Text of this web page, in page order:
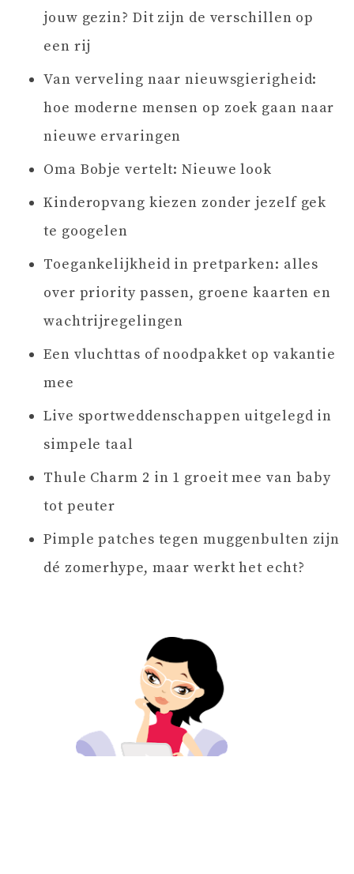
jouw gezin? Dit zijn de verschillen op
een rij
Van verveling naar nieuwsgierigheid:
hoe moderne mensen op zoek gaan naar
nieuwe ervaringen
Oma Bobje vertelt: Nieuwe look
Kinderopvang kiezen zonder jezelf gek
te googelen
Toegankelijkheid in pretparken: alles
over priority passen, groene kaarten en
wachtrijregelingen
Een vluchttas of noodpakket op vakantie
mee
Live sportweddenschappen uitgelegd in
simpele taal
Thule Charm 2 in 1 groeit mee van baby
tot peuter
Pimple patches tegen muggenbulten zijn
dé zomerhype, maar werkt het echt?